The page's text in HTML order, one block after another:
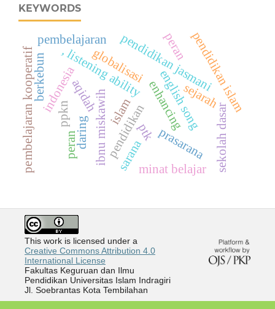
KEYWORDS
ptk
ibnu miskawihpendidikan
aqidah enhancing
, listening ability english song
sarana prasarana
pendidikan jasmani
sejarah
islam
indonesia
pembelajaran
sekolah dasar
daring
peran
pendidikan islam
globalisasi
berkebun
pembelajaran kooperatif ppkn
minat belajar
peran
This work is licensed under a
Creative Commons Attribution 4.0
International License
Fakultas Keguruan dan Ilmu
Pendidikan Universitas Islam Indragiri
Jl. Soebrantas Kota Tembilahan